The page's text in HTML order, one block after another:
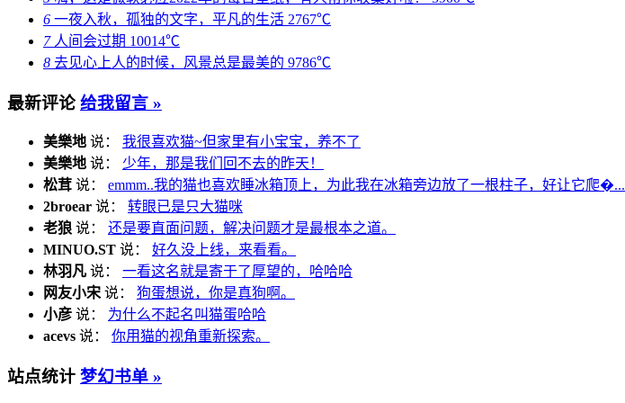
6 一夜入秋，孤独的文字，平凡的生活 2767℃
7人间会过期 10014℃
8 去见心上人的时候，风景总是最美的 9786℃
最新评论 给我留言 »
美樂地 说： 我很喜欢猫~但家里有小宝宝，养不了
美樂地 说： 少年，那是我们回不去的昨天！
松茸 说： emmm..我的猫也喜欢睡冰箱顶上，为此我在冰箱旁边放了一根柱子，好让它爬�...
2broear 说： 转眼已是只大猫咪
老狼 说： 还是要直面问题，解决问题才是最根本之道。
MINUO.ST 说： 好久没上线，来看看。
林羽凡 说： 一看这名就是寄于了厚望的，哈哈哈
网友小宋 说： 狗蛋想说，你是真狗啊。
小彦 说： 为什么不起名叫猫蛋哈哈
acevs 说： 你用猫的视角重新探索。
站点统计 梦幻书单 »